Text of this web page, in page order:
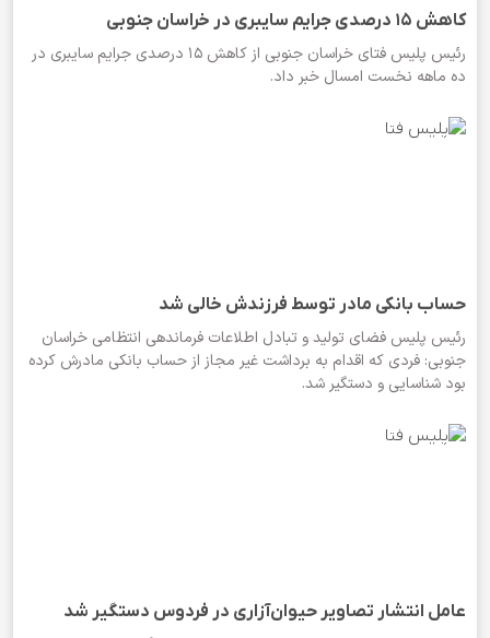
کاهش ۱۵ درصدی جرایم سایبری در خراسان جنوبی
رئیس پلیس فتای خراسان جنوبی از کاهش ۱۵ درصدی جرایم سایبری در
ده ماهه نخست امسال خبر داد.
حساب بانکی مادر توسط فرزندش خالی شد
رئیس پلیس فضای تولید و تبادل اطلاعات فرماندهی انتظامی خراسان
جنوبی: فردی که اقدام به برداشت غیر مجاز از حساب بانکی مادرش کرده
بود شناسایی و دستگیر شد.
عامل انتشار تصاویر حیوان‌آزاری در فردوس دستگیر شد